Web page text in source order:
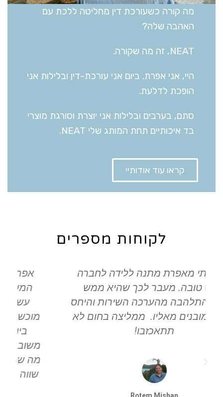
מה קורה כשעורכת דין מחליטה ללכת עם
האהבה שלה?
NEAT, זה מה שקורה.
היי, אני אפרת. ביום אני עורכת-דין ובלילות אני
הופכת לדלעת.
סתם, בערבים ובלילות אני יוצרת וסורגת מוצרי
בד איכותיים תחת המותג שלי NEAT.
קראו עוד אודותיי
לקוחות מספרים
אפרת הכינה לנו שטיח קלאסי לחדר
המשחקים של הילדים + פוף תואם.
עשתה עבודה פשוט מדהימה! היא
מוכשרת בטירוף והעבודה שלה קפדנית
ביותר (חוץ מזה שיש לה גם טעם
משובח). גם היחס, השירות, האריזה וכל
מה שמסביב הוא ברמה הגבוהה ביותר.
שווה ממש, אנחנו הכי מרוצים שיכולים